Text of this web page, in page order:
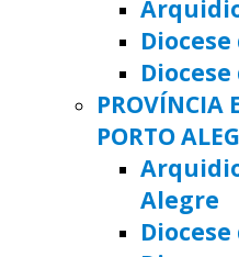
Diocese
PROVÍNCIA
PORTO
Alegre
Diocese